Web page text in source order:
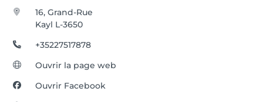
16, Grand-Rue
Kayl L-3650
+35227517878
Ouvrir la page web
Ouvrir Facebook